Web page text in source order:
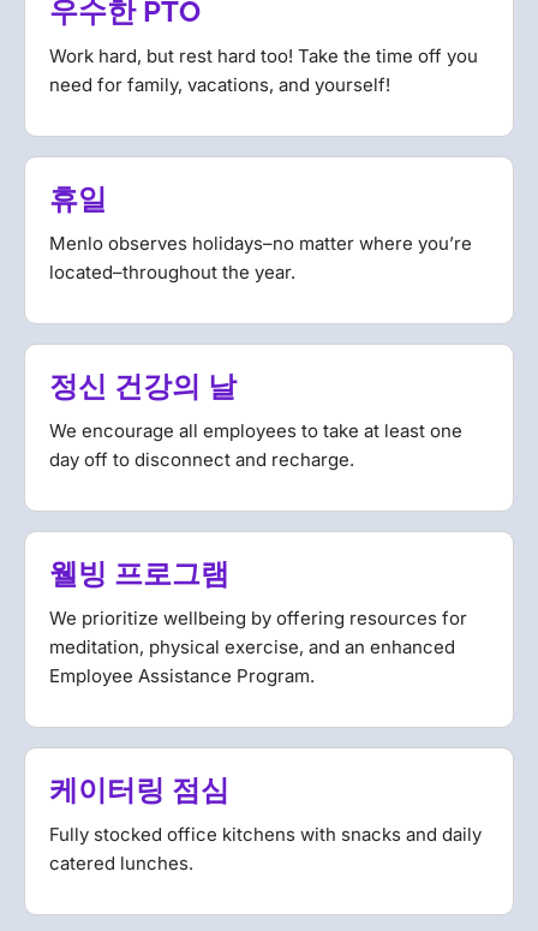
우수한 PTO
Work hard, but rest hard too! Take the time off you
need for family, vacations, and yourself!
휴일
Menlo observes holidays–no matter where you’re
located–throughout the year.
정신 건강의 날
We encourage all employees to take at least one
day off to disconnect and recharge.
웰빙 프로그램
We prioritize wellbeing by offering resources for
meditation, physical exercise, and an enhanced
Employee Assistance Program.
케이터링 점심
Fully stocked office kitchens with snacks and daily
catered lunches.